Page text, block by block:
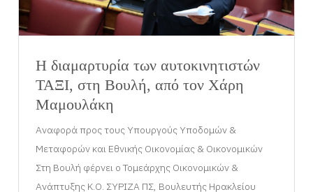
Η διαμαρτυρία των αυτοκινητιστών
ΤΑΞΙ, στη Βουλή, από τον Χάρη
Μαμουλάκη
Αναφορά προς τους Υπουργούς Υποδομών &
Μεταφορών και Εθνικής Οικονομίας & Οικονομικών
Στη Βουλή φέρνει ο Τομεάρχης Οικονομικών &
Ανάπτυξης Κ.Ο. ΣΥΡΙΖΑ ΠΣ, Βουλευτής Ηρακλείου